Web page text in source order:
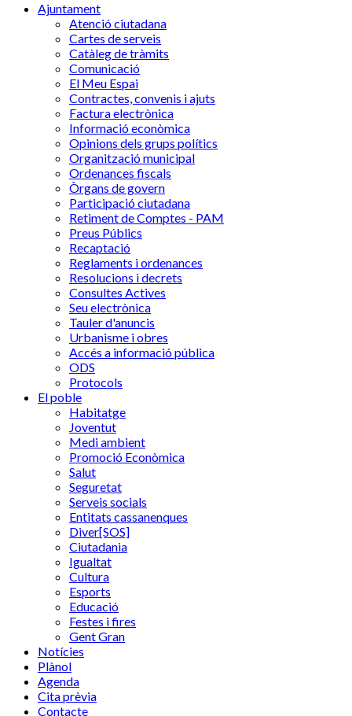
Ajuntament
Atenció ciutadana
Cartes de serveis
Catàleg de tràmits
Comunicació
El Meu Espai
Contractes, convenis i ajuts
Factura electrònica
Informació econòmica
Opinions dels grups polítics
Organització municipal
Ordenances fiscals
Òrgans de govern
Participació ciutadana
Retiment de Comptes - PAM
Preus Públics
Recaptació
Reglaments i ordenances
Resolucions i decrets
Consultes Actives
Seu electrònica
Tauler d'anuncis
Urbanisme i obres
Accés a informació pública
ODS
Protocols
El poble
Habitatge
Joventut
Medi ambient
Promoció Econòmica
Salut
Seguretat
Serveis socials
Entitats cassanenques
Diver[SOS]
Ciutadania
Igualtat
Cultura
Esports
Educació
Festes i fires
Gent Gran
Notícies
Plànol
Agenda
Cita prèvia
Contacte